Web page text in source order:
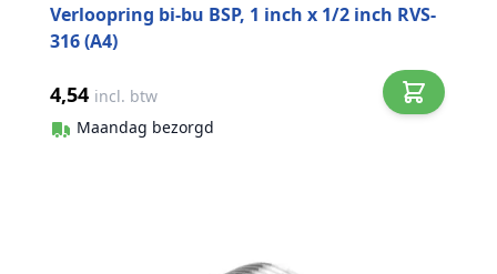
Verloopring bi-bu BSP, 1 inch x 1/2 inch RVS-
316 (A4)
4,54 incl. btw
Maandag bezorgd